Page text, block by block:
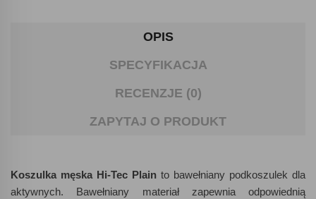
OPIS
SPECYFIKACJA
RECENZJE (0)
ZAPYTAJ O PRODUKT
Koszulka męska Hi-Tec Plain to bawełniany podkoszulek dla
aktywnych. Bawełniany materiał zapewnia odpowiednią